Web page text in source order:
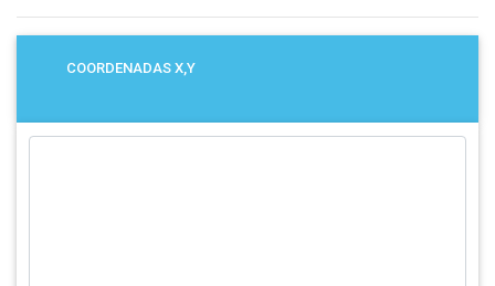
COORDENADAS X,Y